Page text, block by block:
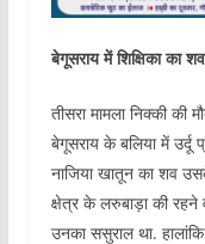
बेगूसराय में शिक्षिका का
तीसरा मामला निक्की की
बेगूसराय के बलिया में उर्दू
नाजिया खातून का शव
क्षेत्र के लरुबाड़ा की रहने
उनका ससुराल था.